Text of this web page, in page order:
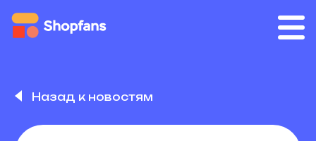
Назад к новостям